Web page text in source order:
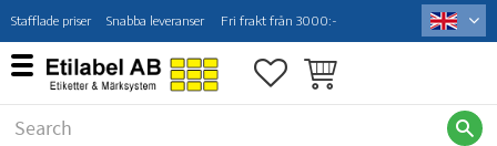
Menu
Stafflade priser Snabba leveranser Fri frakt från 3000:-
Favorites
Basket